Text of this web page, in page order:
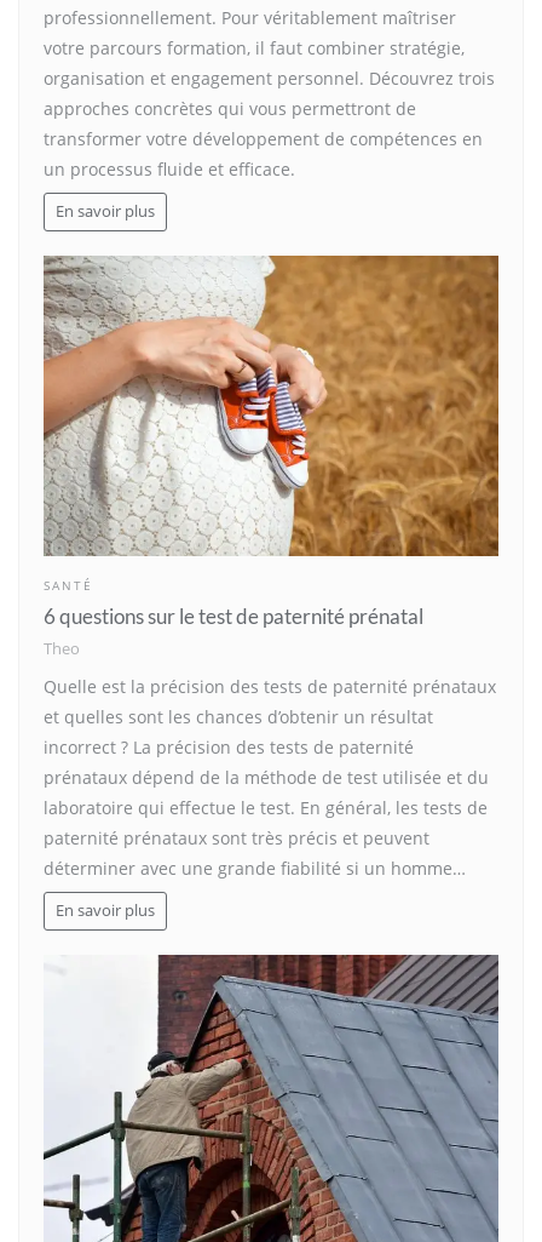
professionnellement. Pour véritablement maîtriser
votre parcours formation, il faut combiner stratégie,
organisation et engagement personnel. Découvrez trois
approches concrètes qui vous permettront de
transformer votre développement de compétences en
un processus fluide et efficace.
En savoir plus
SANTÉ
6 questions sur le test de paternité prénatal
Theo
Quelle est la précision des tests de paternité prénataux
et quelles sont les chances d’obtenir un résultat
incorrect ? La précision des tests de paternité
prénataux dépend de la méthode de test utilisée et du
laboratoire qui effectue le test. En général, les tests de
paternité prénataux sont très précis et peuvent
déterminer avec une grande fiabilité si un homme…
En savoir plus